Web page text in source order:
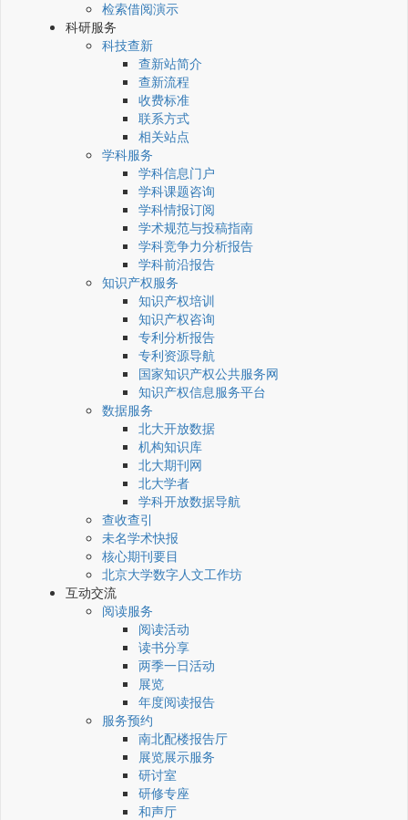
检索借阅演示
科研服务
科技查新
查新站简介
查新流程
收费标准
联系方式
相关站点
学科服务
学科信息门户
学科课题咨询
学科情报订阅
学术规范与投稿指南
学科竞争力分析报告
学科前沿报告
知识产权服务
知识产权培训
知识产权咨询
专利分析报告
专利资源导航
国家知识产权公共服务网
知识产权信息服务平台
数据服务
北大开放数据
机构知识库
北大期刊网
北大学者
学科开放数据导航
查收查引
未名学术快报
核心期刊要目
北京大学数字人文工作坊
互动交流
阅读服务
阅读活动
读书分享
两季一日活动
展览
年度阅读报告
服务预约
南北配楼报告厅
展览展示服务
研讨室
研修专座
和声厅